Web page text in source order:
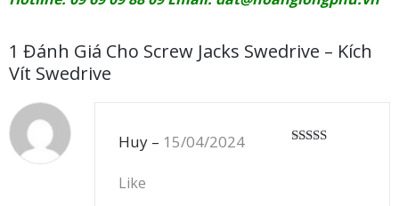
1 Đánh Giá Cho Screw Jacks Swedrive – Kích
Vít Swedrive
Huy – 15/04/2024
Like